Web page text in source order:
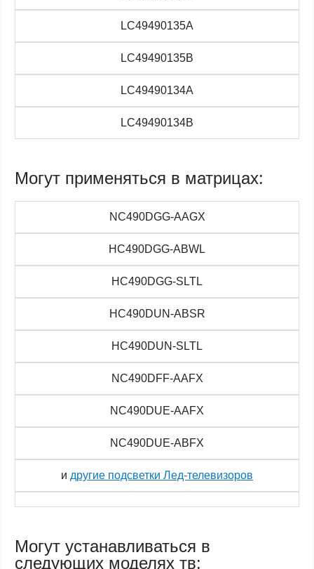
LC49490135A
LC49490135B
LC49490134A
LC49490134B
Могут применяться в матрицах:
NC490DGG-AAGX
HC490DGG-ABWL
HC490DGG-SLTL
HC490DUN-ABSR
HC490DUN-SLTL
NC490DFF-AAFX
NC490DUE-AAFX
NC490DUE-ABFX
и другие подсветки Лед-телевизоров
Могут устанавливаться в
следующих моделях тв: